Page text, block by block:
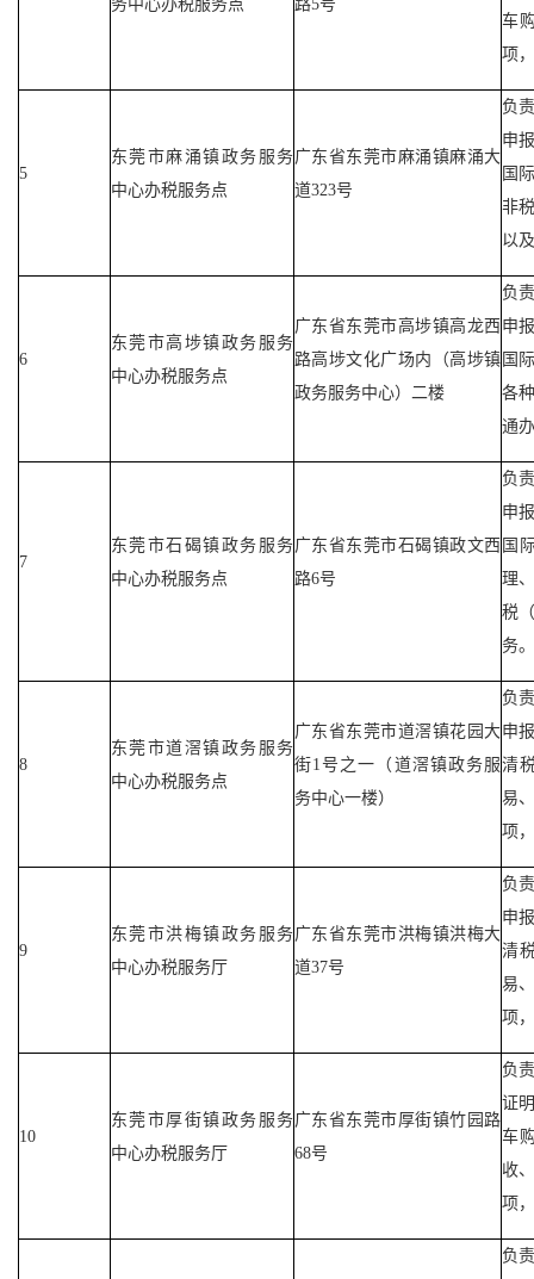
务中心办税服务点
路5号
车
项
5
东莞市麻涌镇政务服务
中心办税服务点
广东省东莞市麻涌镇麻涌大
道323号
负
申
国
非
以
6
东莞市高埗镇政务服务
中心办税服务点
广东省东莞市高埗镇高龙西
路高埗文化广场内（高埗镇
政务服务中心）二楼
负
申
国
各
通
7
东莞市石碣镇政务服务
中心办税服务点
广东省东莞市石碣镇政文西
路6号
负
申
国
理
税
务。
8
东莞市道滘镇政务服务
中心办税服务点
广东省东莞市道滘镇花园大
街1号之一（道滘镇政务服
务中心一楼）
负
申
清
易
项
9
东莞市洪梅镇政务服务
中心办税服务厅
广东省东莞市洪梅镇洪梅大
道37号
负
申
清
易
项
10
东莞市厚街镇政务服务
中心办税服务厅
广东省东莞市厚街镇竹园路
68号
负
证
车
收
项
负